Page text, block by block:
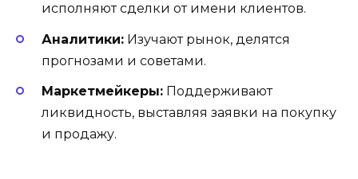
исполняют сделки от имени клиентов.
Аналитики: Изучают рынок, делятся
прогнозами и советами.
Маркетмейкеры: Поддерживают
ликвидность, выставляя заявки на покупку
и продажу.